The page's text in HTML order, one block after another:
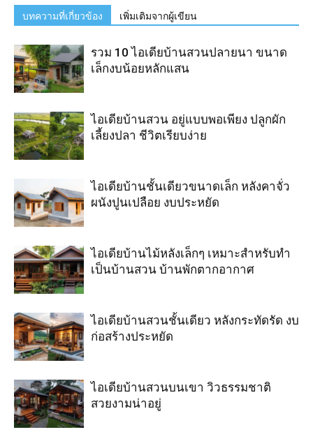
บทความที่เกี่ยวข้อง เพิ่มเติมจากผู้เขียน
รวม 10 ไอเดียบ้านสวนปลายนา ขนาด
เล็กงบน้อยหลักแสน
ไอเดียบ้านสวน อยู่แบบพอเพียง ปลูกผัก
เลี้ยงปลา ชีวิตเรียบง่าย
ไอเดียบ้านชั้นเดียวขนาดเล็ก หลังคาจั่ว
ผนังปูนเปลือย งบประหยัด
ไอเดียบ้านไม้หลังเล็กๆ เหมาะสำหรับทำ
เป็นบ้านสวน บ้านพักตากอากาศ
ไอเดียบ้านสวนชั้นเดียว หลังกระทัดรัด งบ
ก่อสร้างประหยัด
ไอเดียบ้านสวนบนเขา วิวธรรมชาติ
สวยงามน่าอยู่